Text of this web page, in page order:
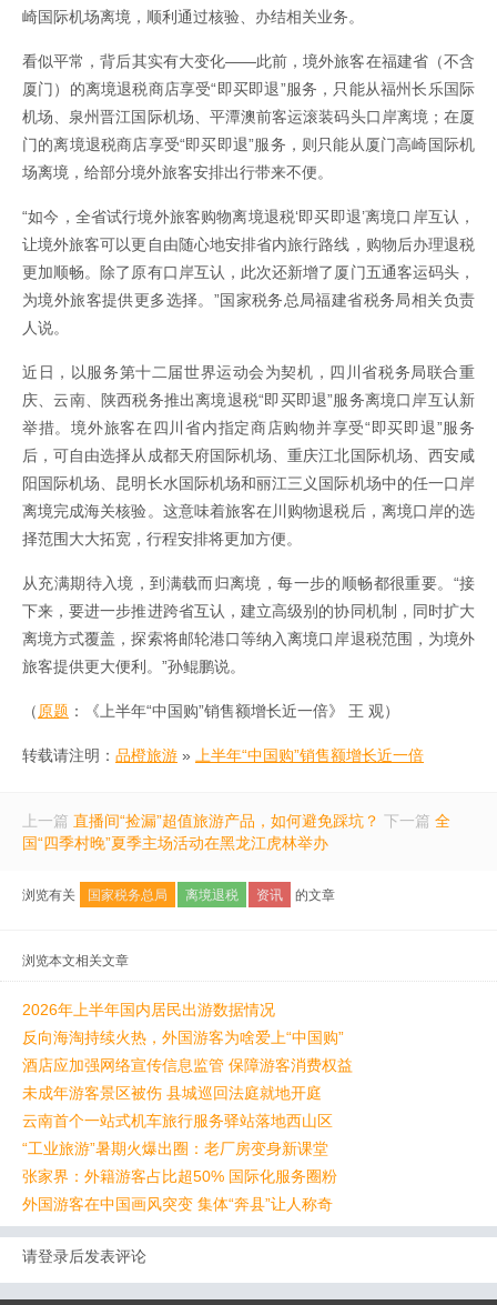
崎国际机场离境，顺利通过核验、办结相关业务。
看似平常，背后其实有大变化——此前，境外旅客在福建省（不含
厦门）的离境退税商店享受“即买即退”服务，只能从福州长乐国际
机场、泉州晋江国际机场、平潭澳前客运滚装码头口岸离境；在厦
门的离境退税商店享受“即买即退”服务，则只能从厦门高崎国际机
场离境，给部分境外旅客安排出行带来不便。
“如今，全省试行境外旅客购物离境退税‘即买即退’离境口岸互认，
让境外旅客可以更自由随心地安排省内旅行路线，购物后办理退税
更加顺畅。除了原有口岸互认，此次还新增了厦门五通客运码头，
为境外旅客提供更多选择。”国家税务总局福建省税务局相关负责
人说。
近日，以服务第十二届世界运动会为契机，四川省税务局联合重
庆、云南、陕西税务推出离境退税“即买即退”服务离境口岸互认新
举措。境外旅客在四川省内指定商店购物并享受“即买即退”服务
后，可自由选择从成都天府国际机场、重庆江北国际机场、西安咸
阳国际机场、昆明长水国际机场和丽江三义国际机场中的任一口岸
离境完成海关核验。这意味着旅客在川购物退税后，离境口岸的选
择范围大大拓宽，行程安排将更加方便。
从充满期待入境，到满载而归离境，每一步的顺畅都很重要。“接
下来，要进一步推进跨省互认，建立高级别的协同机制，同时扩大
离境方式覆盖，探索将邮轮港口等纳入离境口岸退税范围，为境外
旅客提供更大便利。”孙鲲鹏说。
（原题 ：《上半年“中国购”销售额增长近一倍》 王 观）
转载请注明： 品橙旅游 » 上半年“中国购”销售额增长近一倍
上一篇 直播间“捡漏”超值旅游产品，如何避免踩坑？ 下一篇 全
国“四季村晚”夏季主场活动在黑龙江虎林举办
浏览有关 国家税务总局 离境退税 资讯 的文章
浏览本文相关文章
2026年上半年国内居民出游数据情况
反向海淘持续火热，外国游客为啥爱上“中国购”
酒店应加强网络宣传信息监管 保障游客消费权益
未成年游客景区被伤 县城巡回法庭就地开庭
云南首个一站式机车旅行服务驿站落地西山区
“工业旅游”暑期火爆出圈：老厂房变身新课堂
张家界：外籍游客占比超50% 国际化服务圈粉
外国游客在中国画风突变 集体“奔县”让人称奇
请登录后发表评论